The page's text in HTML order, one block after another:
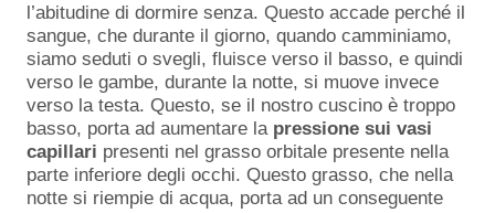
l’abitudine di dormire senza. Questo accade perché il
sangue, che durante il giorno, quando camminiamo,
siamo seduti o svegli, fluisce verso il basso, e quindi
verso le gambe, durante la notte, si muove invece
verso la testa. Questo, se il nostro cuscino è troppo
basso, porta ad aumentare la pressione sui vasi
capillari presenti nel grasso orbitale presente nella
parte inferiore degli occhi. Questo grasso, che nella
notte si riempie di acqua, porta ad un conseguente